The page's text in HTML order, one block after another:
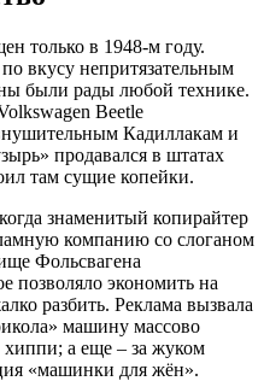
только в 1948-м году.
вкусу непритязательным
были рады любой технике.
Beetle
Кадиллакам и
продавался в штатах
там сущие копейки.
знаменитый копирайтер
компанию со слоганом
Фольсвагена
позволяло экономить на
разбить. Реклама вызвала
машину массово
а еще – за жуком
«машинки для жён».